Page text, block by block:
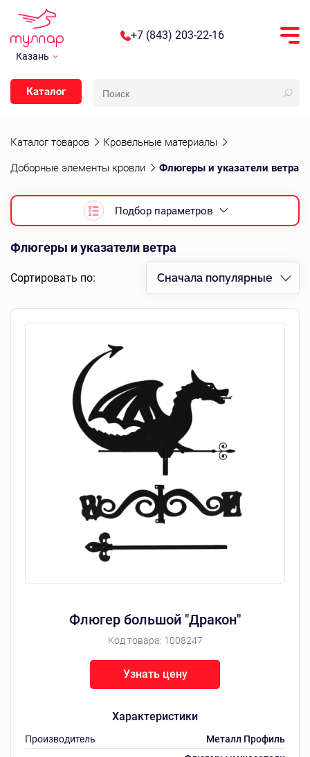
Казань
+7 (843) 203-22-16
Каталог
Каталог товаров Кровельные материалы
Доборные элементы кровли Флюгеры и указатели ветра
Подбор параметров
Флюгеры и указатели ветра
Сортировать по: Сначала популярные
Флюгер большой "Дракон"
Код товара: 1008247
Характеристики
Производитель Металл Профиль
Узнать цену